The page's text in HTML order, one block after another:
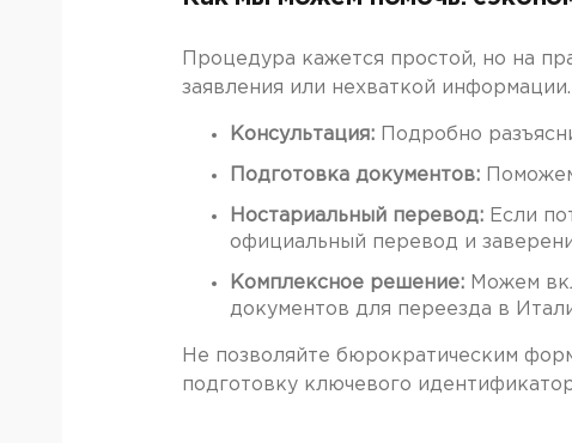
Процедура кажется простой, но на
заявления или нехваткой
Консультация: Подробно
Подготовка документов:
Ностариальный перевод: Если
официальный перевод и
Комплексное решение: Можем
документов для переезда в
Не позволяйте бюрократическим
подготовку ключевого